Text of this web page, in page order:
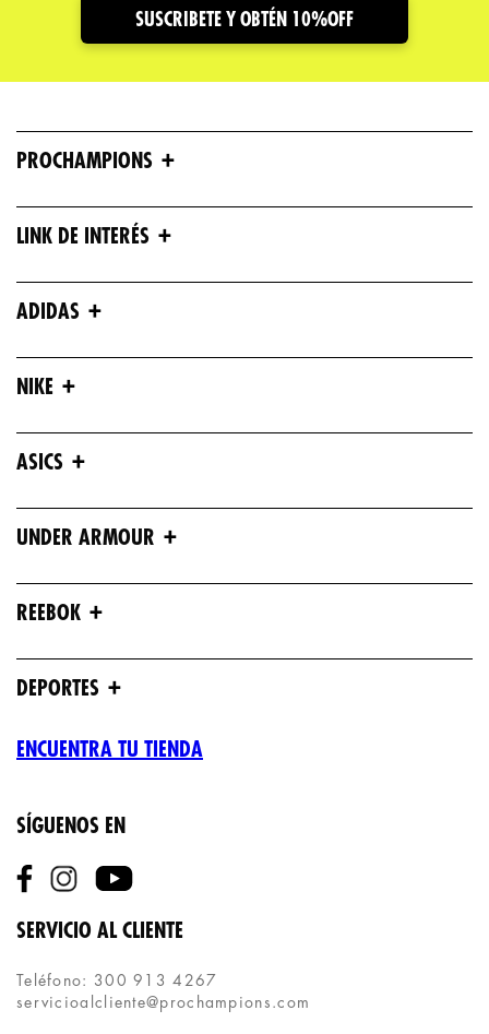
SUSCRIBETE Y OBTÉN 10%OFF
PROCHAMPIONS +
LINK DE INTERÉS +
ADIDAS +
NIKE +
ASICS +
UNDER ARMOUR +
REEBOK +
DEPORTES +
ENCUENTRA TU TIENDA
SÍGUENOS EN
SERVICIO AL CLIENTE
Teléfono: 300 913 4267
servicioalcliente@prochampions.com